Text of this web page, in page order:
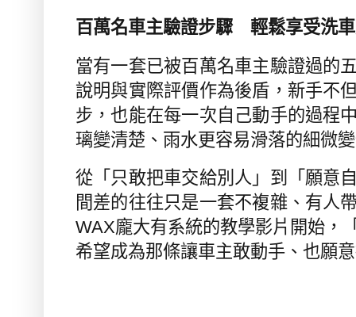
百萬名車主驗證步驟 輕鬆享受洗
當有一套已被百萬名車主驗證過的
說明與實際評價作為後盾，新手不
步，也能在每一次自己動手的過程
璃變清楚、雨水更容易滑落的細微
從「只敢把車交給別人」到「願意
間差的往往只是一套不複雜、有人
WAX龐大有系統的教學影片開始，
希望成為那條讓車主敢動手、也願